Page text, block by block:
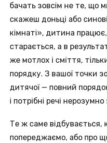
бачать зовсім не те, що
скажеш доньці або
кімнаті», дитина
старається, а в
же мотлох і сміття,
порядку. З вашої точки
дитячої — повний
і потрібні речі
Те ж саме відбувається,
попереджаємо, або про